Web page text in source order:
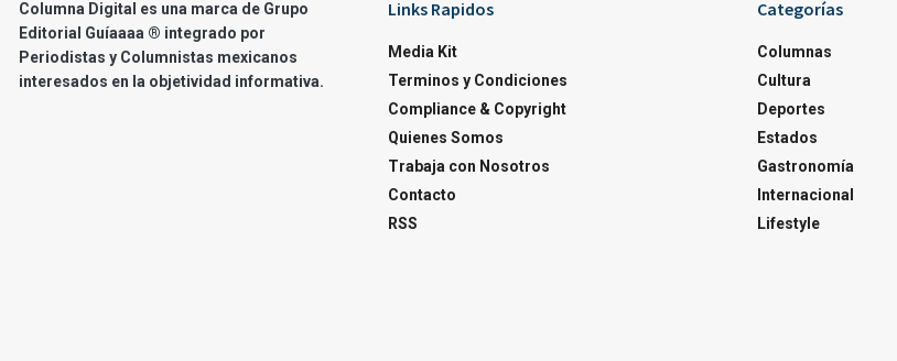
Columna Digital es una marca de Grupo
Editorial Guíaaaa ® integrado por
Periodistas y Columnistas mexicanos
interesados en la objetividad informativa.
Links Rapidos
Media Kit
Terminos y Condiciones
Compliance & Copyright
Quienes Somos
Trabaja con Nosotros
Contacto
RSS
Categorías
Columnas
Cultura
Deportes
Estados
Gastronomía
Internacional
Lifestyle